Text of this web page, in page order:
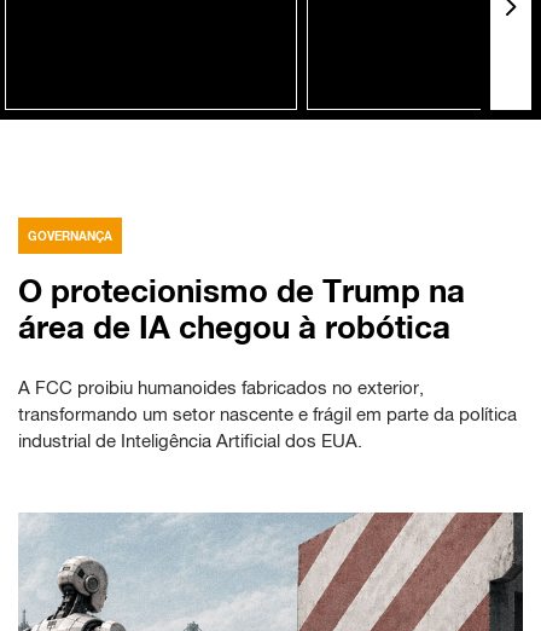
GOVERNANÇA
O protecionismo de Trump na
área de IA chegou à robótica
A FCC proibiu humanoides fabricados no exterior,
transformando um setor nascente e frágil em parte da política
industrial de Inteligência Artificial dos EUA.